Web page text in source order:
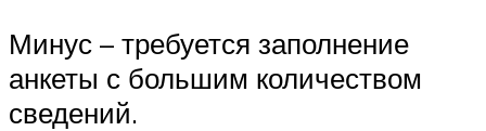
Минус – требуется заполнение
анкеты с большим количеством
сведений.